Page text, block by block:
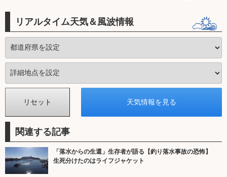
リアルタイム天気＆風波情報
関連する記事
「落水からの生還」生存者が語る【釣り落水事故の恐怖】
生死分けたのはライフジャケット